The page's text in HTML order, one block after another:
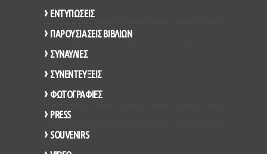
ΕΝΤΥΠΩΣΕΙΣ
ΠΑΡΟΥΣΙΑΣΕΙΣ ΒΙΒΛΙΩΝ
ΣΥΝΑΥΛΙΕΣ
ΣΥΝΕΝΤΕΥΞΕΙΣ
ΦΩΤΟΓΡΑΦΙΕΣ
PRESS
SOUVENIRS